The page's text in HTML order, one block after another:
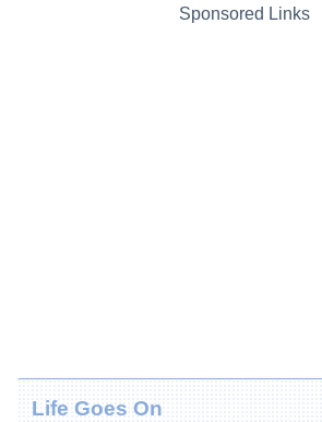
Sponsored Links
Life Goes On